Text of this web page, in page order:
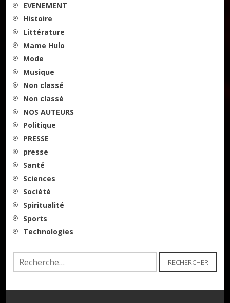
EVENEMENT
Histoire
Littérature
Mame Hulo
Mode
Musique
Non classé
Non classé
NOS AUTEURS
Politique
PRESSE
presse
Santé
Sciences
Société
Spiritualité
Sports
Technologies
Rechercher :